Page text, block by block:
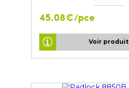
45.08€/pce
Voir produit